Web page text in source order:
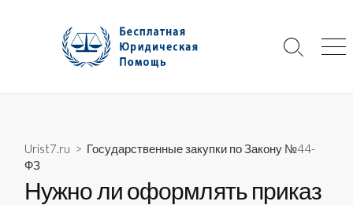
Search
Urist7.ru > Государственные закупки по Закону №44-
ФЗ
Нужно ли оформлять приказ